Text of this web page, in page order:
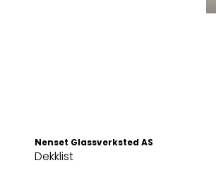
Nenset Glassverksted AS
Dekklist